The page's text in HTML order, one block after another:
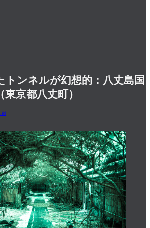
トンネルが幻想的：八丈島国
京都八丈町）
都